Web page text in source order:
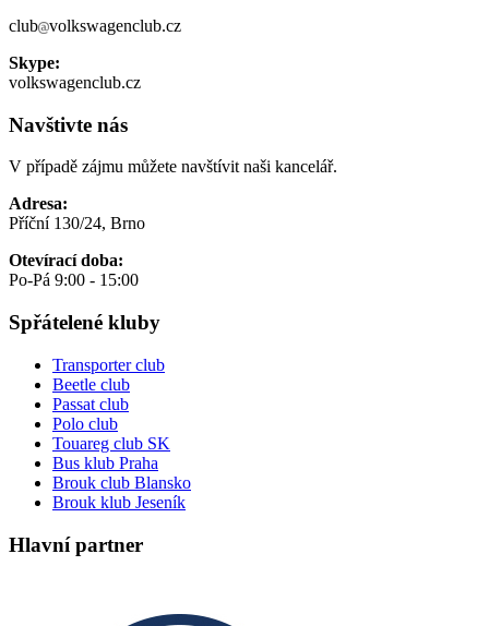
club volkswagenclub.cz
Skype:
volkswagenclub.cz
Navštivte nás
V případě zájmu můžete navštívit naši kancelář.
Adresa:
Příční 130/24, Brno
Otevírací doba:
Po-Pá 9:00 - 15:00
Spřátelené kluby
Transporter club
Beetle club
Passat club
Polo club
Touareg club SK
Bus klub Praha
Brouk club Blansko
Brouk klub Jeseník
Hlavní partner